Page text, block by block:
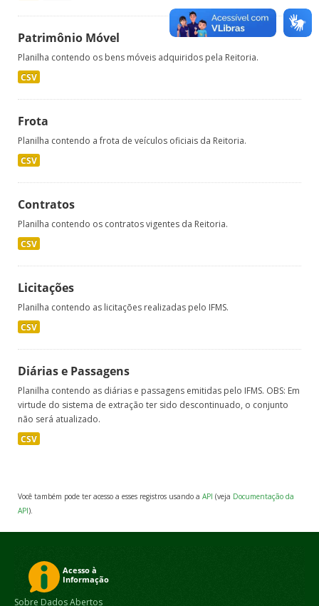
Patrimônio Móvel
Planilha contendo os bens móveis adquiridos pela Reitoria.
CSV
Frota
Planilha contendo a frota de veículos oficiais da Reitoria.
CSV
Contratos
Planilha contendo os contratos vigentes da Reitoria.
CSV
Licitações
Planilha contendo as licitações realizadas pelo IFMS.
CSV
Diárias e Passagens
Planilha contendo as diárias e passagens emitidas pelo IFMS. OBS: Em
virtude do sistema de extração ter sido descontinuado, o conjunto
não será atualizado.
CSV
Você também pode ter acesso a esses registros usando a API (veja Documentação da
API).
Sobre Dados Abertos